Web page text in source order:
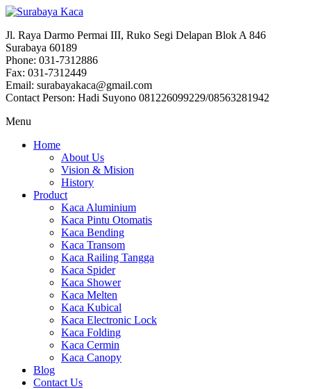
Jl. Raya Darmo Permai III, Ruko Segi Delapan Blok A 846
Surabaya 60189
Phone: 031-7312886
Fax: 031-7312449
Email: surabayakaca@gmail.com
Contact Person: Hadi Suyono 081226099229/08563281942
Menu
Home
About Us
Vision & Mision
History
Product
Kaca Aluminium
Kaca Pintu Otomatis
Kaca Bending
Kaca Transom
Kaca Railing Tangga
Kaca Spider
Kaca Shower
Kaca Melten
Kaca Kubical
Kaca Electronic Lock
Kaca Folding
Kaca Cermin
Kaca Canopy
Blog
Contact Us